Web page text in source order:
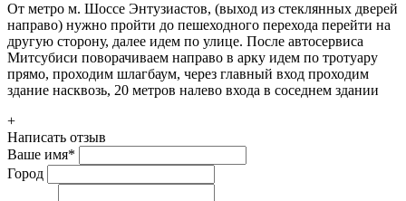
От метро м. Шоссе Энтузиастов, (выход из стеклянных дверей
направо) нужно пройти до пешеходного перехода перейти на
другую сторону, далее идем по улице. После автосервиса
Митсубиси поворачиваем направо в арку идем по тротуару
прямо, проходим шлагбаум, через главный вход проходим
здание насквозь, 20 метров налево входа в соседнем здании
+
Написать отзыв
Ваше имя*
Город